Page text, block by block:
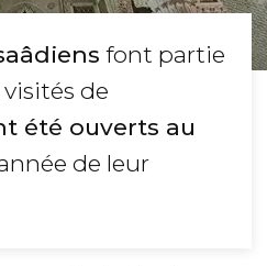
font partie
de
été ouverts au
de leur